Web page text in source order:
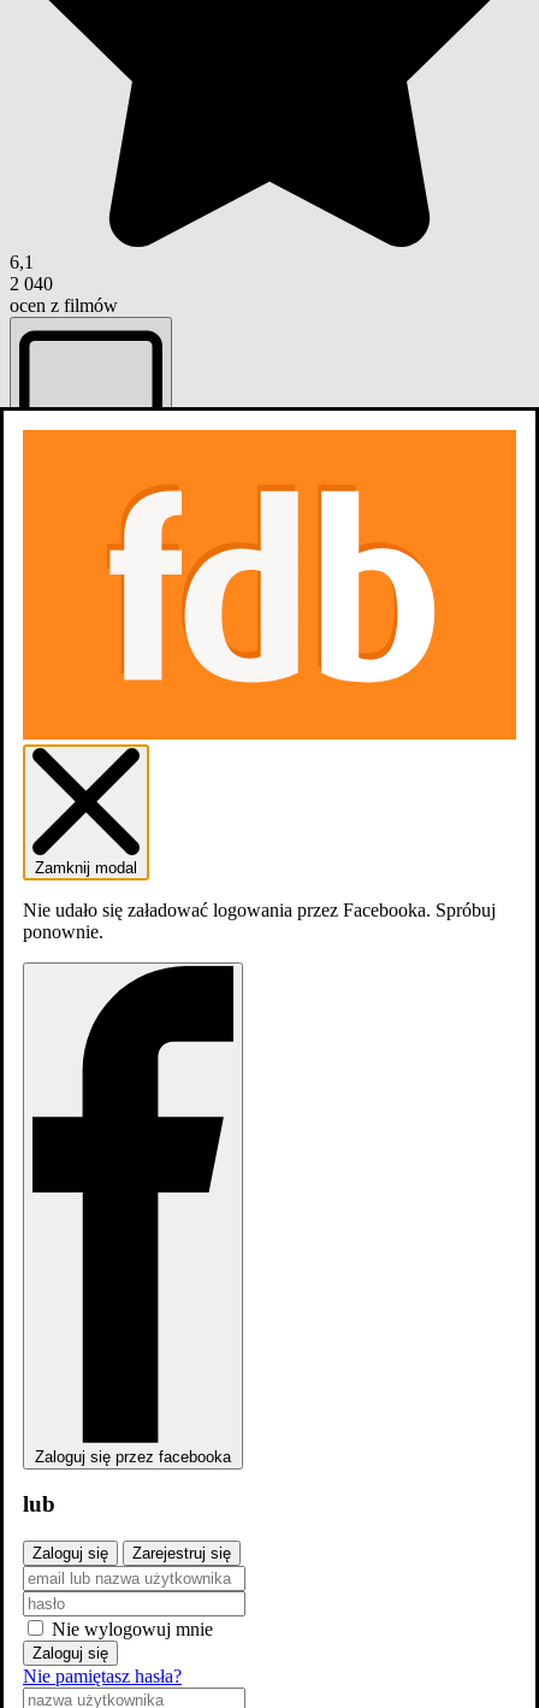
6,1
2 040
ocen z filmów
Listy
Filmografia
Skocz do wybranego zawodu
Scenariusz
Zamknij modal
Nie udało się załadować logowania przez Facebooka. Spróbuj
ponownie.
Zaloguj się przez facebooka
lub
Zaloguj się Zarejestruj się
Nie wylogowuj mnie
Zaloguj się
Nie pamiętasz hasła?